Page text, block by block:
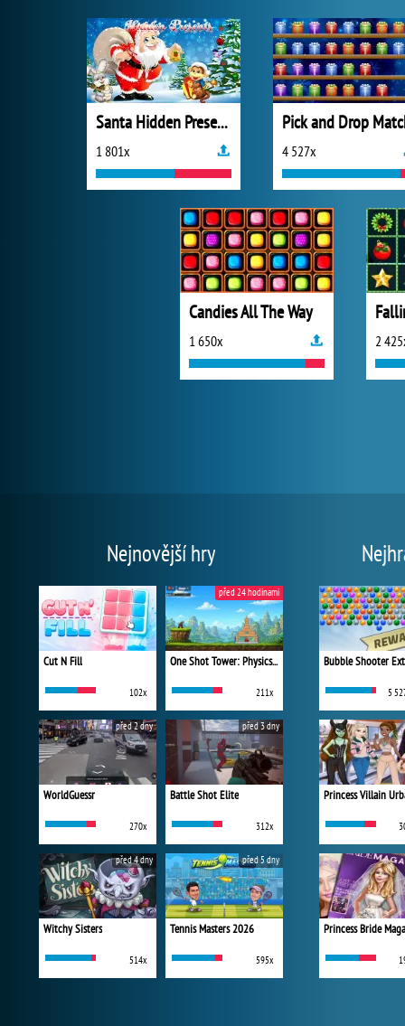
Santa Hidden Presents
1 801x
Pick and Drop
4 527x
Candies All The Way
1 650x 2
Nejnovější hry
Cut N Fill
102x
One Shot Tower: Physics Destroyer
211x
před 24 hodinami
WorldGuessr
270x
před 2 dny
Battle Shot Elite
312x
před 3 dny
Witchy Sisters
514x
před 4 dny
Tennis Masters 2026
595x
před 5 dny
Bubble Shooter
5
Princess Bride